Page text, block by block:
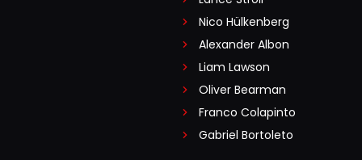
Nico Hülkenberg
Alexander Albon
Liam Lawson
Oliver Bearman
Franco Colapinto
Gabriel Bortoleto